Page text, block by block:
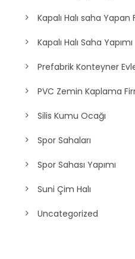
Kapalı Halı saha Yapan
Kapalı Halı Saha Yapımı
Prefabrik Konteyner
PVC Zemin Kaplama
Silis Kumu Ocağı
Spor Sahaları
Spor Sahası Yapımı
Suni Çim Halı
Uncategorized